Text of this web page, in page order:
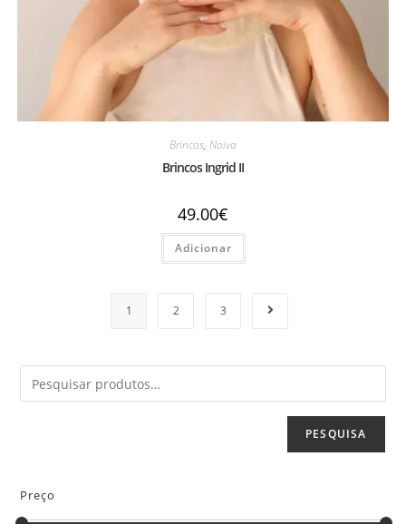
Brincos, Noiva
Brincos Ingrid II
49.00€
Adicionar
1 2 3
PESQUISA
Preço